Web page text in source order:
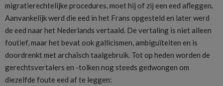
migratierechtelijke procedures, moet hij of zij een eed afleggen.
Aanvankelijk werd die eed in het Frans opgesteld en later werd
de eed naar het Nederlands vertaald. De vertaling is niet alleen
foutief, maar het bevat ook gallicismen, ambiguïteiten en is
doordrenkt met archaïsch taalgebruik. Tot op heden worden de
gerechtsvertalers en -tolken nog steeds gedwongen om
diezelfde foute eed af te leggen: